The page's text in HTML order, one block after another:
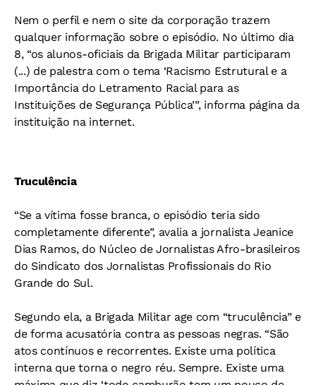
Nem o perfil e nem o site da corporação trazem
qualquer informação sobre o episódio. No último dia
8, “os alunos-oficiais da Brigada Militar participaram
(...) de palestra com o tema ‘Racismo Estrutural e a
Importância do Letramento Racial para as
Instituições de Segurança Pública’”, informa página da
instituição na internet.
Truculência
“Se a vítima fosse branca, o episódio teria sido
completamente diferente”, avalia a jornalista Jeanice
Dias Ramos, do Núcleo de Jornalistas Afro-brasileiros
do Sindicato dos Jornalistas Profissionais do Rio
Grande do Sul.
Segundo ela, a Brigada Militar age com “truculência” e
de forma acusatória contra as pessoas negras. “São
atos contínuos e recorrentes. Existe uma política
interna que torna o negro réu. Sempre. Existe uma